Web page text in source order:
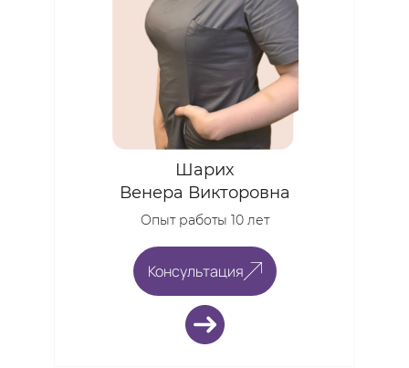
Шарих
Венера Викторовна
Опыт работы 10 лет
Консультация